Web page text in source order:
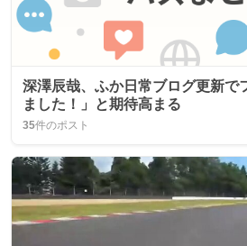
深澤辰哉、ふか日常ブログ更新で
ました！」と期待高まる
35件のポスト